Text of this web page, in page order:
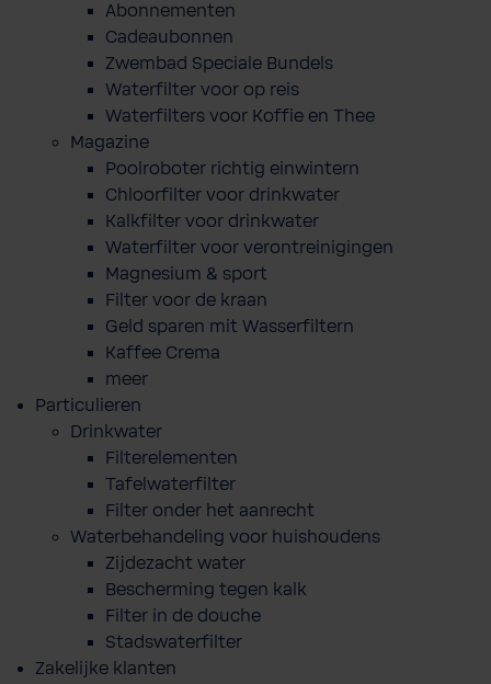
Abonnementen
Cadeaubonnen
Zwembad Speciale Bundels
Waterfilter voor op reis
Waterfilters voor Koffie en Thee
Magazine
Poolroboter richtig einwintern
Chloorfilter voor drinkwater
Kalkfilter voor drinkwater
Waterfilter voor verontreinigingen
Magnesium & sport
Filter voor de kraan
Geld sparen mit Wasserfiltern
Kaffee Crema
meer
Particulieren
Drinkwater
Filterelementen
Tafelwaterfilter
Filter onder het aanrecht
Waterbehandeling voor huishoudens
Zijdezacht water
Bescherming tegen kalk
Filter in de douche
Stadswaterfilter
Zakelijke klanten